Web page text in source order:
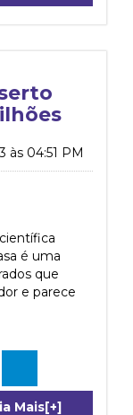
às 04:51 PM
é uma
que
e parece
Mais[+]